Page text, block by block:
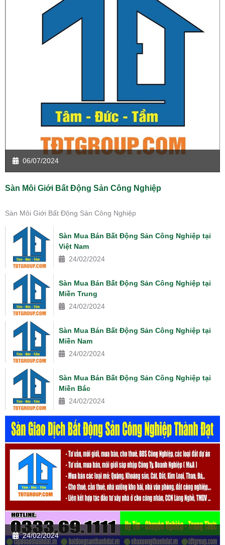
06/07/2024
Sàn Môi Giới Bất Động Sản Công Nghiệp
Sàn Môi Giới Bất Động Sản Công Nghiệp
Sàn Mua Bán Bất Động Sản Công Nghiệp tại
Việt Nam
24/02/2024
Sàn Mua Bán Bất Động Sản Công Nghiệp tại
Miền Trung
24/02/2024
Sàn Mua Bán Bất Động Sản Công Nghiệp tại
Miền Nam
24/02/2024
Sàn Mua Bán Bất Động Sản Công Nghiệp tại
Miền Bắc
24/02/2024
24/02/2024